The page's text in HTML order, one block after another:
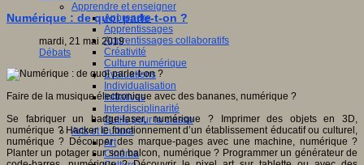
Apprendre et enseigner
Apprendre
Apprentissages
Apprentissages collaboratifs
Créativité
Culture numérique
Evaluations
Individualisation
Initiatives
Interdisciplinarité
Outils pour la classe
Arts et Culture
Art
Cinéma
Numérique : de quoi parle-t-on ?
mardi, 21 mai 2019
Débats
Faire de la musique électronique avec des bananes, numérique ?
Se fabriquer un badge-laser, numérique ? Imprimer des objets en 3D,
numérique ? Hacker le fonctionnement d’un établissement éducatif ou culturel,
numérique ? Découper des marque-pages avec une machine, numérique ?
Planter un potager sur son balcon, numérique ? Programmer un générateur de